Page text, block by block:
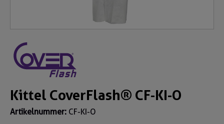
Kittel CoverFlash® CF-KI-O
Artikelnummer: CF-KI-O